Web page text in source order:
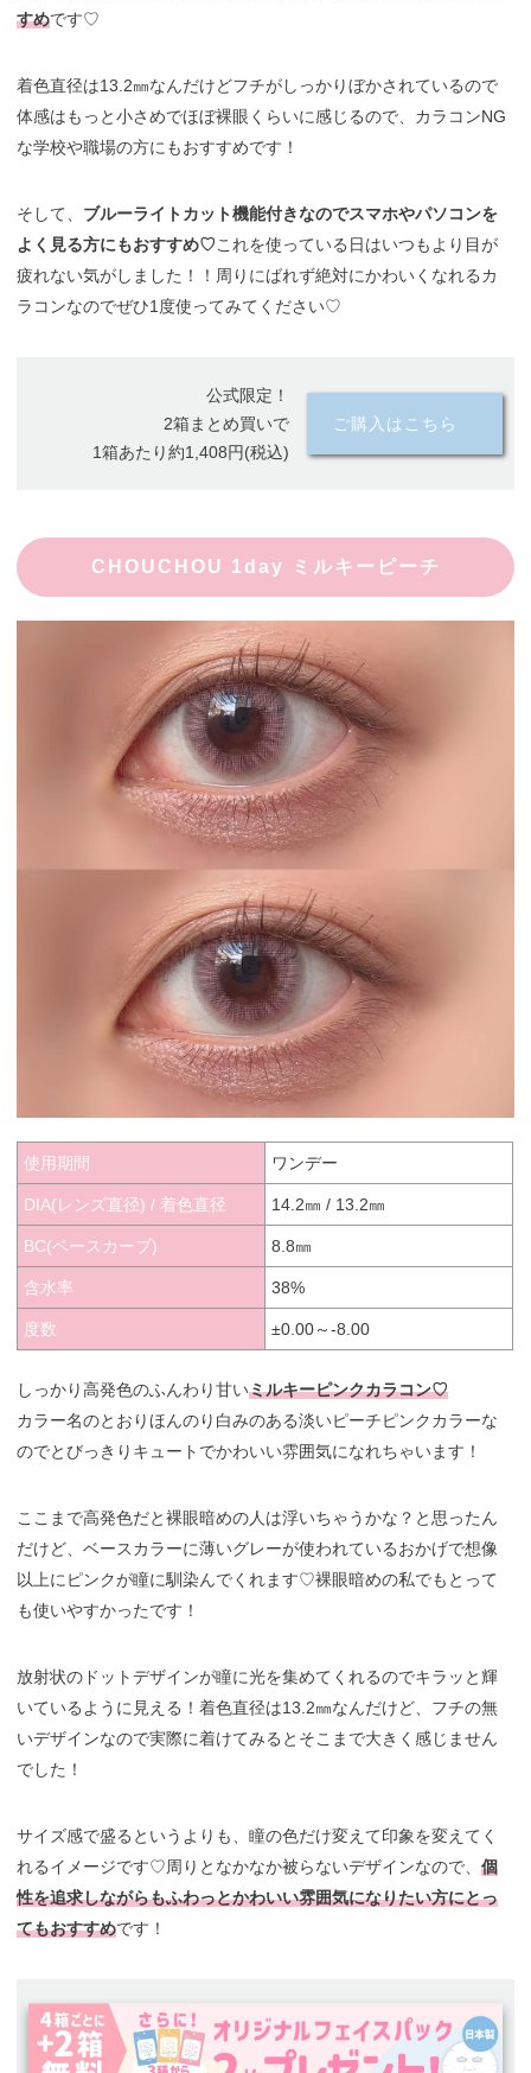
すめです♡
着色直径は13.2㎜なんだけどフチがしっかりぼかされているので
体感はもっと小さめでほぼ裸眼くらいに感じるので、カラコンNG
な学校や職場の方にもおすすめです！
そして、 ブルーライトカット機能付きなのでスマホやパソコンを
よく見る方にもおすすめ♡これを使っている日はいつもより目が
疲れない気がしました！！周りにばれず絶対にかわいくなれるカ
ラコンなのでぜひ1度使ってみてください♡
公式限定！
2箱まとめ買いで
1箱あたり約1,408円(税込)
ご購入はこちら
CHOUCHOU 1day ミルキーピーチ
使用期間 ワンデー
DIA(レンズ直径) / 着色直径 14.2㎜ / 13.2㎜
BC(ベースカーブ) 8.8㎜
含水率 38%
度数 ±0.00～-8.00
しっかり高発色のふんわり甘いミルキーピンクカラコン♡
カラー名のとおりほんのり白みのある淡いピーチピンクカラーな
のでとびっきりキュートでかわいい雰囲気になれちゃいます！
ここまで高発色だと裸眼暗めの人は浮いちゃうかな？と思ったん
だけど、ベースカラーに薄いグレーが使われているおかげで想像
以上にピンクが瞳に馴染んでくれます♡裸眼暗めの私でもとって
も使いやすかったです！
放射状のドットデザインが瞳に光を集めてくれるのでキラッと輝
いているように見える！着色直径は13.2㎜なんだけど、フチの無
いデザインなので実際に着けてみるとそこまで大きく感じません
でした！
サイズ感で盛るというよりも、瞳の色だけ変えて印象を変えてく
れるイメージです♡周りとなかなか被らないデザインなので、個
性を追求しながらもふわっとかわいい雰囲気になりたい方にとっ
てもおすすめです！